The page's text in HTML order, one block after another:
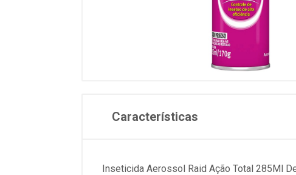
Características
Inseticida Aerossol Raid Ação Total 285Ml